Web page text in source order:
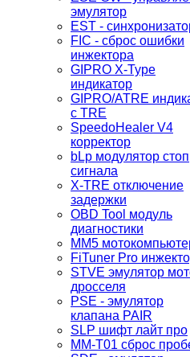
эмулятор
EST -
FIC - сброс ошибки
инжектора
GIPRO X-Type
индикатор
GIPRO/ATRE
с TRE
SpeedoHealer V4
корректор
bLp модулятор стоп
сигнала
X-TRE отключение
задержки
OBD Tool модуль
диагностики
MM5
FiTuner Pro
STVE эмулятор
дросселя
PSE - эмулятор
клапана PAIR
SLP шифт лайт про
MM-T01 сброс